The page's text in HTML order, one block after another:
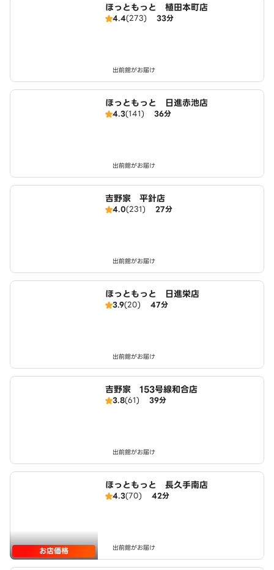
ほっともっと 植田本町店
4.4(273) 33分
出前館がお届け
ほっともっと 日進赤池店
4.3(141) 36分
出前館がお届け
吉野家 平針店
4.0(231) 27分
出前館がお届け
ほっともっと 日進栄店
3.9(20) 47分
出前館がお届け
吉野家 153号線和合店
3.8(61) 39分
出前館がお届け
お店価格
ほっともっと 長久手南店
4.3(70) 42分
出前館がお届け